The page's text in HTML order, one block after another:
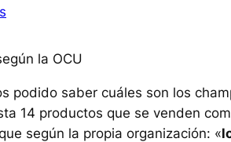
la OCU
podido saber cuáles son los
14 productos que se venden
según la propia organización: «